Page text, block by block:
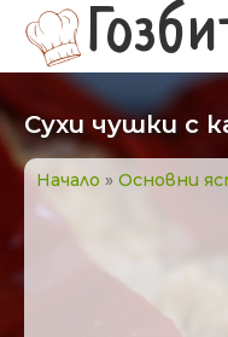
Прескачане
към
съдържанието
Сухи чушки с
Начало » Основни